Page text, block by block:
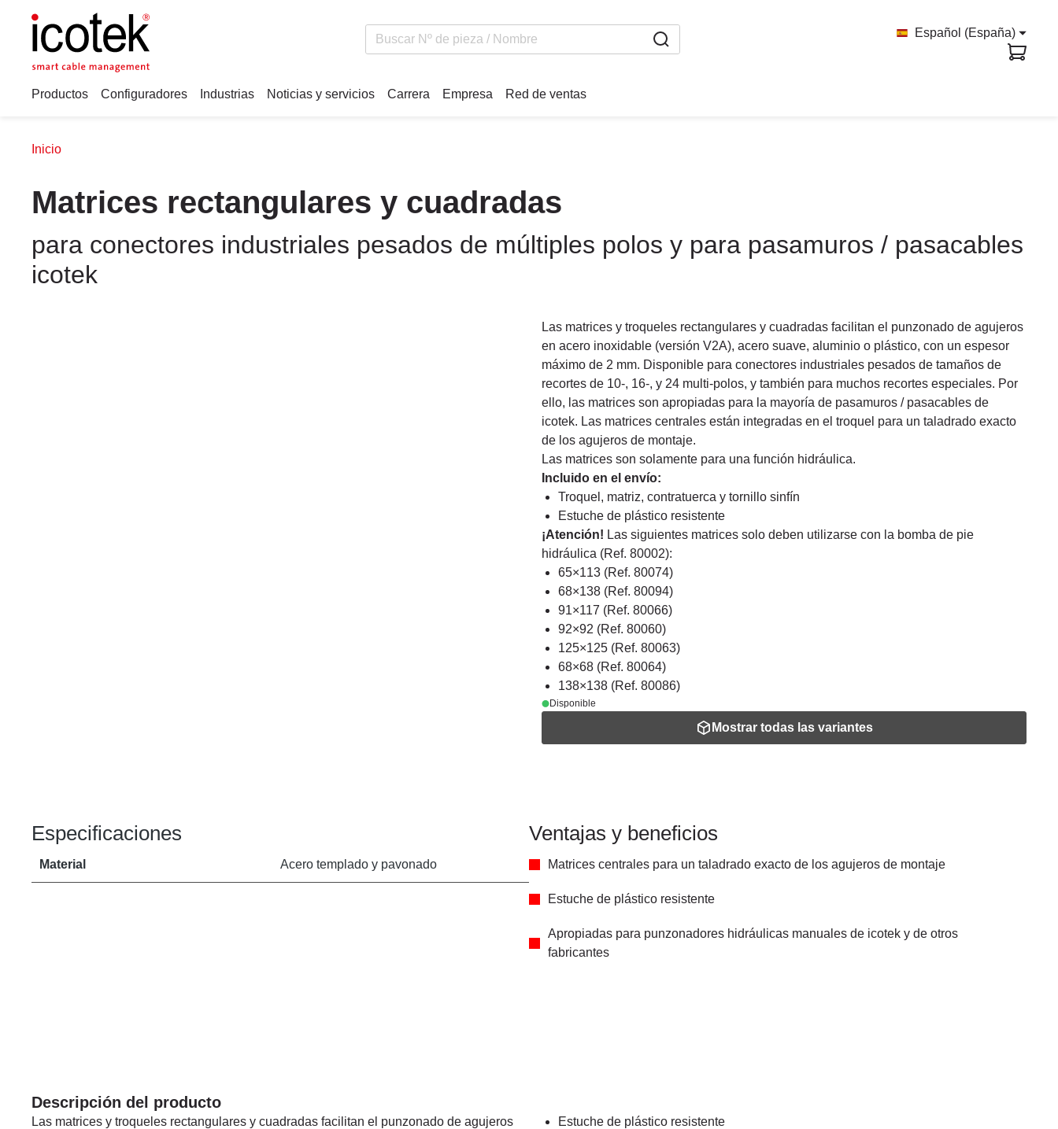
Español (España)
Productos Configuradores Industrias Noticias y servicios Carrera Empresa Red de ventas
Inicio
Matrices rectangulares y cuadradas
para conectores industriales pesados de múltiples polos y para pasamuros / pasacables
icotek
Las matrices y troqueles rectangulares y cuadradas facilitan el punzonado de agujeros
en acero inoxidable (versión V2A), acero suave, aluminio o plástico, con un espesor
máximo de 2 mm. Disponible para conectores industriales pesados de tamaños de
recortes de 10-, 16-, y 24 multi-polos, y también para muchos recortes especiales. Por
ello, las matrices son apropiadas para la mayoría de pasamuros / pasacables de
icotek. Las matrices centrales están integradas en el troquel para un taladrado exacto
de los agujeros de montaje.
Las matrices son solamente para una función hidráulica.
Incluido en el envío:
Troquel, matriz, contratuerca y tornillo sinfín
Estuche de plástico resistente
¡Atención! Las siguientes matrices solo deben utilizarse con la bomba de pie
hidráulica (Ref. 80002):
65×113 (Ref. 80074)
68×138 (Ref. 80094)
91×117 (Ref. 80066)
92×92 (Ref. 80060)
125×125 (Ref. 80063)
68×68 (Ref. 80064)
138×138 (Ref. 80086)
Disponible
Mostrar todas las variantes
Especificaciones
Material Acero templado y pavonado
Ventajas y beneficios
Matrices centrales para un taladrado exacto de los agujeros de montaje
Estuche de plástico resistente
Apropiadas para punzonadores hidráulicas manuales de icotek y de otros
fabricantes
Descripción del producto
Las matrices y troqueles rectangulares y cuadradas facilitan el punzonado de agujeros
Estuche de plástico resistente